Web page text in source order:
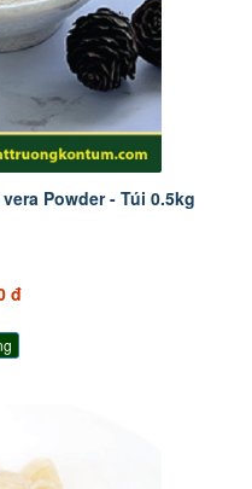
Powder - Túi 0.5kg
đ